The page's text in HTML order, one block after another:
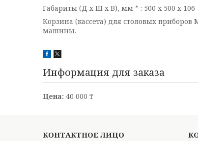
Габариты (Д х Ш х В), мм * : 500 х 500 х 106
Корзина (кассета) для столовых
машины.
Информация для заказа
Цена: 40 000 ₸